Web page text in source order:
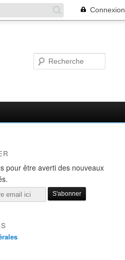
Connexion
pour être averti des nouveaux